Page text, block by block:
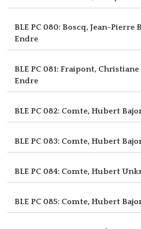
BLE PC 080: Boscq, Jean-Pierre
Endre
BLE PC 081: Fraipont, Christiane
Endre
BLE PC 082: Comte, Hubert
BLE PC 083: Comte, Hubert
BLE PC 084: Comte, Hubert
BLE PC 085: Comte, Hubert